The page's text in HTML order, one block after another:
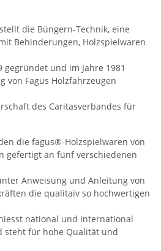
die Büngern-Technik, eine
Behinderungen, Holzspielwaren
gegründet und im Jahre 1981
von Fagus Holzfahrzeugen
des Caritasverbandes für
die fagus®-Holzspielwaren von
gefertigt an fünf verschiedenen
Anweisung und Anleitung von
die qualitaiv so hochwertigen
national und international
steht für hohe Qualität und